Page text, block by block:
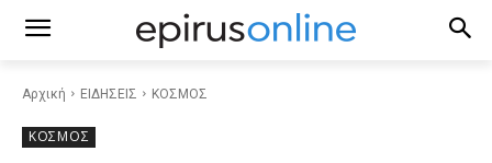
Αρχική ΕΙΔΗΣΕΙΣ ΚΟΣΜΟΣ
ΚΟΣΜΟΣ